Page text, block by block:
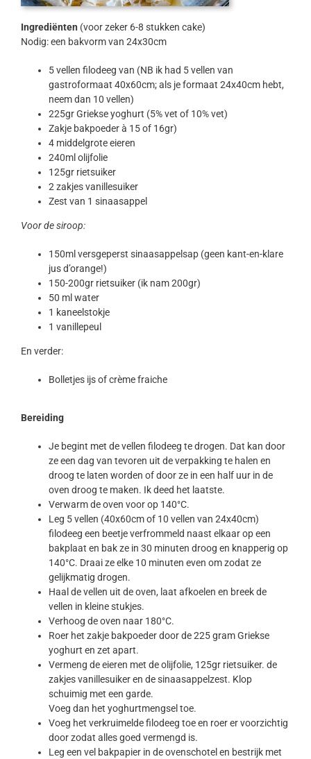
Ingrediënten (voor zeker 6-8 stukken cake)
Nodig: een bakvorm van 24x30cm
5 vellen filodeeg van (NB ik had 5 vellen van
gastroformaat 40x60cm; als je formaat 24x40cm hebt,
neem dan 10 vellen)
225gr Griekse yoghurt (5% vet of 10% vet)
Zakje bakpoeder à 15 of 16gr)
4 middelgrote eieren
240ml olijfolie
125gr rietsuiker
2 zakjes vanillesuiker
Zest van 1 sinaasappel
Voor de siroop:
150ml versgeperst sinaasappelsap (geen kant-en-klare
jus d’orange!)
150-200gr rietsuiker (ik nam 200gr)
50 ml water
1 kaneelstokje
1 vanillepeul
En verder:
Bolletjes ijs of crème fraiche
Bereiding
Je begint met de vellen filodeeg te drogen. Dat kan door
ze een dag van tevoren uit de verpakking te halen en
droog te laten worden of door ze in een half uur in de
oven droog te maken. Ik deed het laatste.
Verwarm de oven voor op 140°C.
Leg 5 vellen (40x60cm of 10 vellen van 24x40cm)
filodeeg een beetje verfrommeld naast elkaar op een
bakplaat en bak ze in 30 minuten droog en knapperig op
140°C. Draai ze elke 10 minuten even om zodat ze
gelijkmatig drogen.
Haal de vellen uit de oven, laat afkoelen en breek de
vellen in kleine stukjes.
Verhoog de oven naar 180°C.
Roer het zakje bakpoeder door de 225 gram Griekse
yoghurt en zet apart.
Vermeng de eieren met de olijfolie, 125gr rietsuiker. de
zakjes vanillesuiker en de sinaasappelzest. Klop
schuimig met een garde.
Voeg dan het yoghurtmengsel toe.
Voeg het verkruimelde filodeeg toe en roer er voorzichtig
door zodat alles goed vermengd is.
Leg een vel bakpapier in de ovenschotel en bestrijk met